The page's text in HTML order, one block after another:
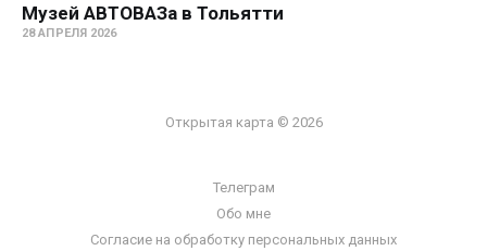
Музей АВТОВАЗа в Тольятти
28 АПРЕЛЯ 2026
Открытая карта © 2026
Телеграм
Обо мне
Согласие на обработку персональных данных